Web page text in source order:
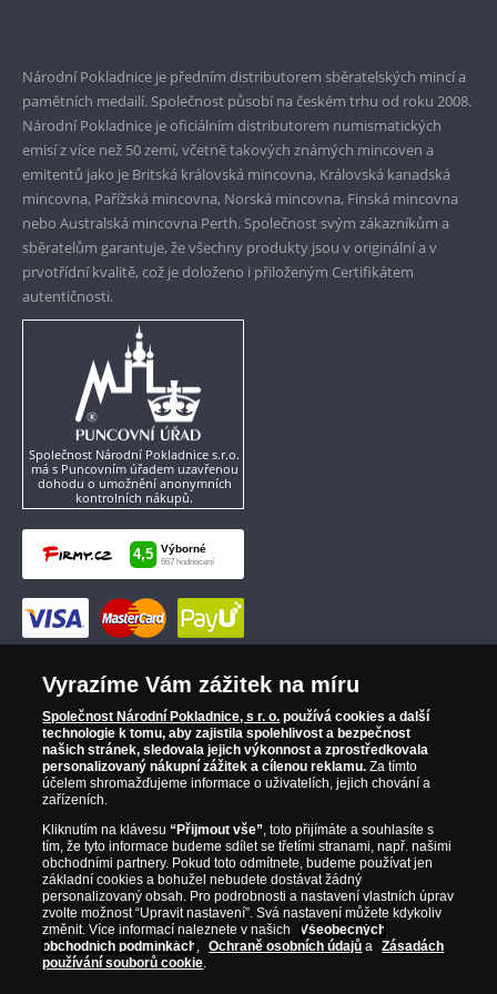
Garance nejvyšší kvality
Pouze originální produkty
Národní Pokladnice je předním distributorem sběratelských mincí a
pamětních medailí. Společnost působí na českém trhu od roku 2008.
Národní Pokladnice je oficiálním distributorem numismatických
emisí z více než 50 zemí, včetně takových známých mincoven a
emitentů jako je Britská královská mincovna, Královská kanadská
mincovna, Pařížská mincovna, Norská mincovna, Finská mincovna
nebo Australská mincovna Perth. Společnost svým zákazníkům a
sběratelům garantuje, že všechny produkty jsou v originální a v
prvotřídní kvalitě, což je doloženo i přiloženým Certifikátem
autentičnosti.
Společnost Národní Pokladnice s.r.o.
má s Puncovním úřadem uzavřenou
dohodu o umožnění anonymních
kontrolních nákupů.
Vyrazíme Vám zážitek na míru
Společnost Národní Pokladnice, s r. o. používá cookies a další
technologie k tomu, aby zajistila spolehlivost a bezpečnost
našich stránek, sledovala jejich výkonnost a zprostředkovala
personalizovaný nákupní zážitek a cílenou reklamu. Za tímto
účelem shromažďujeme informace o uživatelích, jejich chování a
zařízeních.
Kliknutím na klávesu“Přijmout vše”, toto přijímáte a souhlasíte s
tím, že tyto informace budeme sdílet se třetími stranami, např. našimi
obchodními partnery. Pokud toto odmítnete, budeme používat jen
základní cookies a bohužel nebudete dostávat žádný
personalizovaný obsah. Pro podrobnosti a nastavení vlastních úprav
zvolte možnost “Upravit nastavení”. Svá nastavení můžete kdykoliv
změnit. Více informací naleznete v našich
Všeobecných
obchodních podmínkách , Ochraně osobních údajů a
Zásadách
používání souborů cookie.